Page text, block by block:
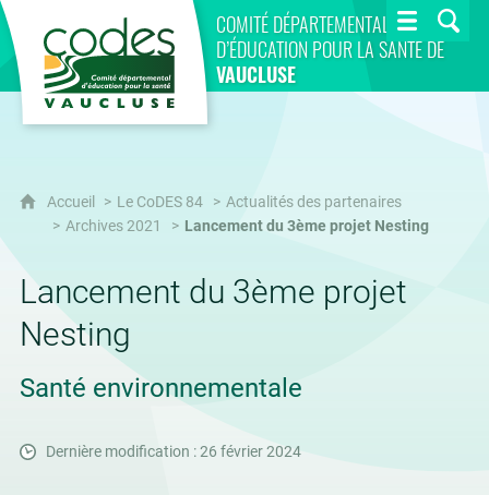
COMITÉ DÉPARTEMENTAL
D’ÉDUCATION POUR LA SANTÉ DE
VAUCLUSE
CoDES 84
Accueil Le CoDES 84
Actualités des partenaires
Archives 2021
Lancement du 3ème projet Nesting
Lancement du 3ème projet
Nesting
Santé environnementale
Dernière modification : 26 février 2024